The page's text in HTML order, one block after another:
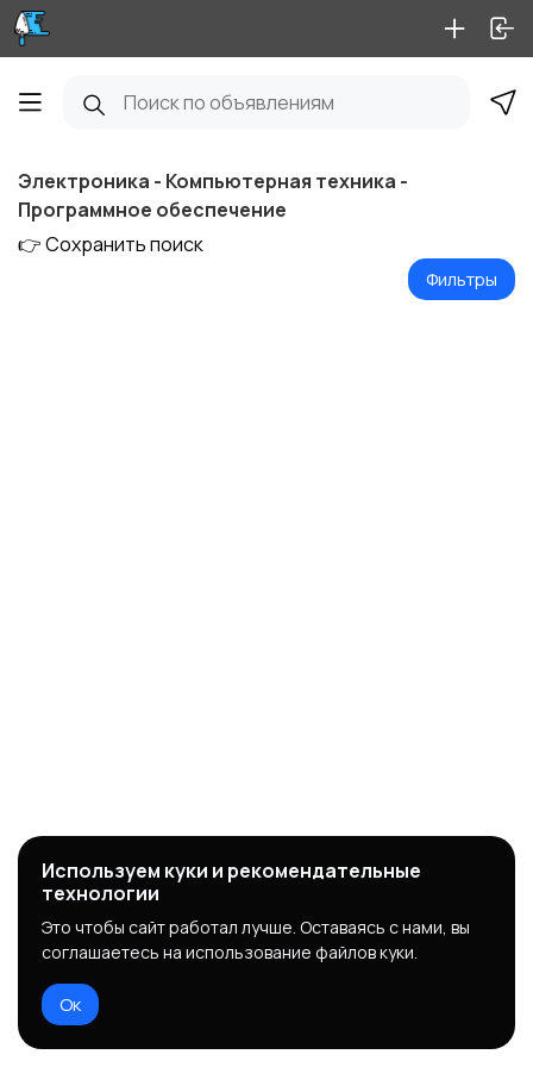
Электроника - Компьютерная техника -
Программное обеспечение
👉 Сохранить поиск
Фильтры
Используем куки и рекомендательные
технологии
Это чтобы сайт работал лучше. Оставаясь с нами, вы
соглашаетесь на использование файлов куки.
Ок